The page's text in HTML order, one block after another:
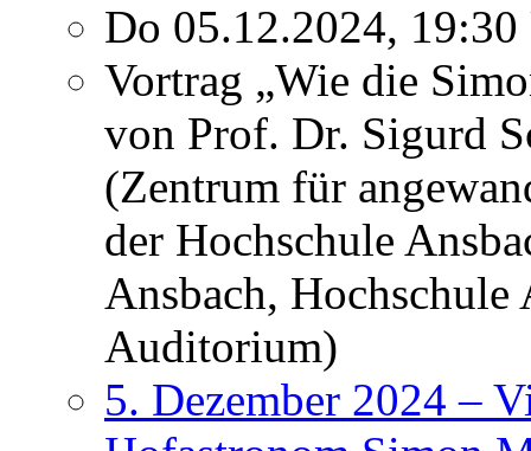
Do 05.12.2024,
Vortrag „Wie die
von Prof. Dr. Sigurd
(Zentrum für
der Hochschule
Ansbach, Hochschule
Auditorium)
5. Dezember 2024 –